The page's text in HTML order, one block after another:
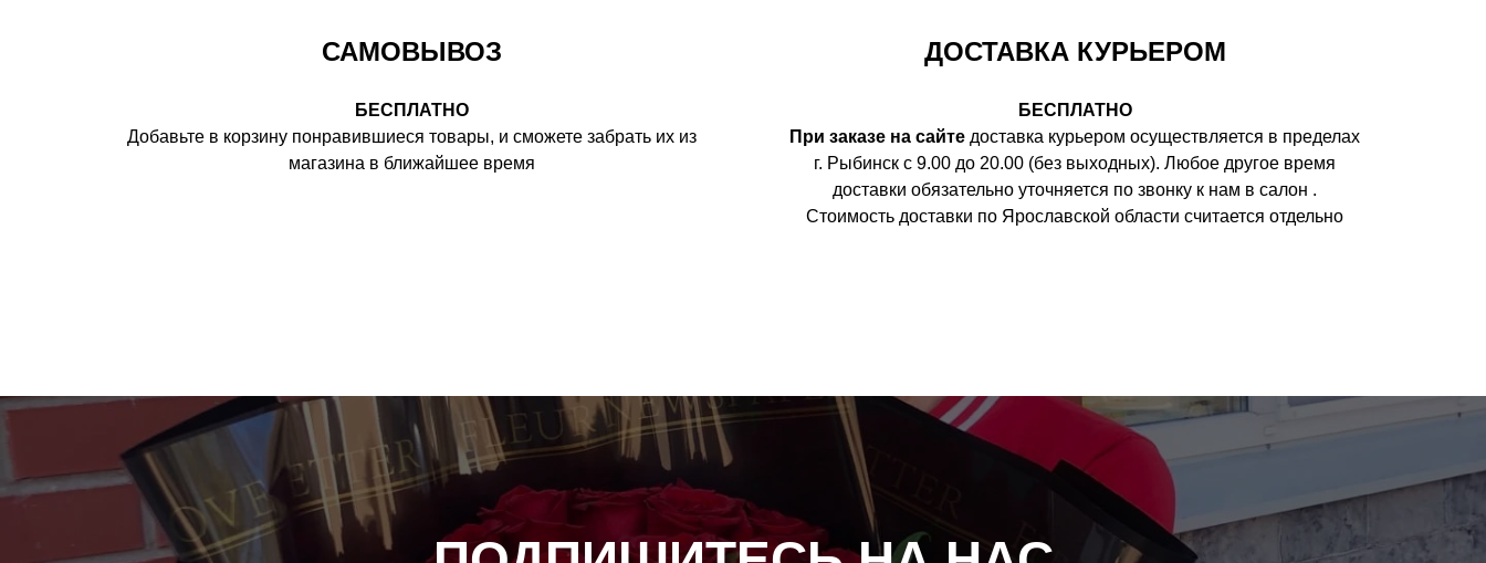
САМОВЫВОЗ
БЕСПЛАТНО
Добавьте в корзину понравившиеся товары, и сможете забрать их из
магазина в ближайшее время
ДОСТАВКА КУРЬЕРОМ
БЕСПЛАТНО
При заказе на сайте доставка курьером осуществляется в пределах
г. Рыбинск с 9.00 до 20.00 (без выходных). Любое другое время
доставки обязательно уточняется по звонку к нам в салон .
Стоимость доставки по Ярославской области считается отдельно